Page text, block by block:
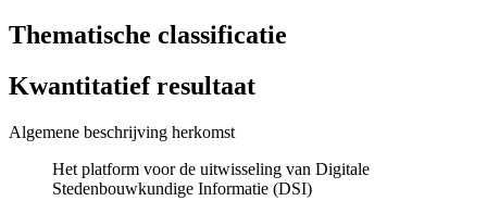
Thematische classificatie
Kwantitatief resultaat
Algemene beschrijving herkomst
Het platform voor de uitwisseling van Digitale
Stedenbouwkundige Informatie (DSI)